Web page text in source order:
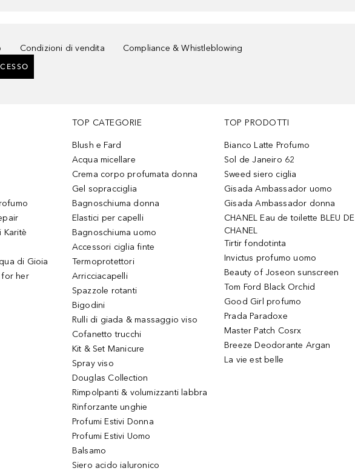
Condizioni di vendita
Compliance & Whistleblowing
Karitè
di Gioia
for her
TOP CATEGORIE
Blush e Fard
Acqua micellare
Crema corpo profumata donna
Gel sopracciglia
Bagnoschiuma donna
Elastici per capelli
Bagnoschiuma uomo
Accessori ciglia finte
Termoprotettori
Arricciacapelli
Spazzole rotanti
Bigodini
Rulli di giada & massaggio viso
Cofanetto trucchi
Kit & Set Manicure
Spray viso
Douglas Collection
Rimpolpanti & volumizzanti labbra
Rinforzante unghie
Profumi Estivi Donna
Profumi Estivi Uomo
Balsamo
Siero acido ialuronico
TOP PRODOTTI
Bianco Latte Profumo
Sol de Janeiro 62
Sweed siero ciglia
Gisada Ambassador uomo
Gisada Ambassador donna
CHANEL Eau de toilette BLEU DE
CHANEL
Tirtir fondotinta
Invictus profumo uomo
Beauty of Joseon sunscreen
Tom Ford Black Orchid
Good Girl profumo
Prada Paradoxe
Master Patch Cosrx
Breeze Deodorante Argan
La vie est belle